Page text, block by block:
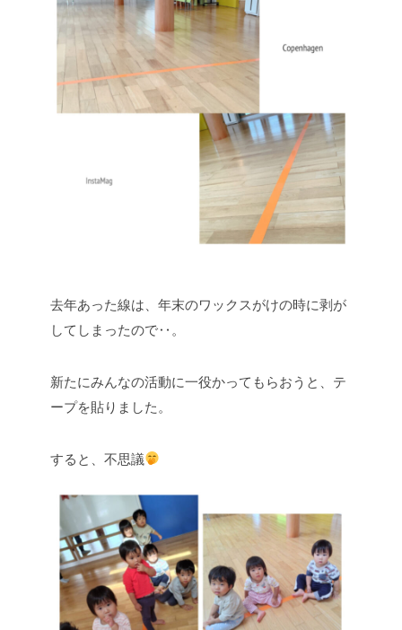
去年あった線は、年末のワックスがけの時に剥が
してしまったので‥。
新たにみんなの活動に一役かってもらおうと、テ
ープを貼りました。
すると、不思議